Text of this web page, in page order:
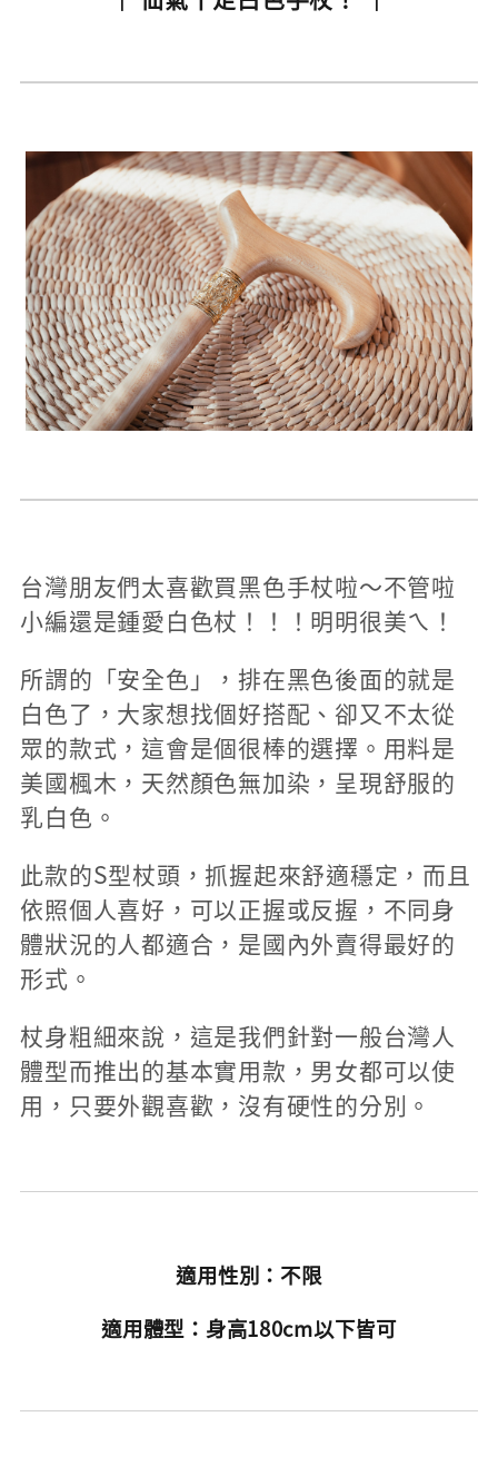
台灣朋友們太喜歡買黑色手杖啦～不管啦
小編還是鍾愛白色杖！！！明明很美ㄟ！
所謂的「安全色」，排在黑色後面的就是
白色了，大家想找個好搭配、卻又不太從
眾的款式，這會是個很棒的選擇。用料是
美國楓木，天然顏色無加染，呈現舒服的
乳白色。
此款的S型杖頭，抓握起來舒適穩定，而且
依照個人喜好，可以正握或反握，不同身
體狀況的人都適合，是國內外賣得最好的
形式。
杖身粗細來說，這是我們針對一般台灣人
體型而推出的基本實用款，男女都可以使
用，只要外觀喜歡，沒有硬性的分別。
適用性別：不限
適用體型：身高180cm以下皆可